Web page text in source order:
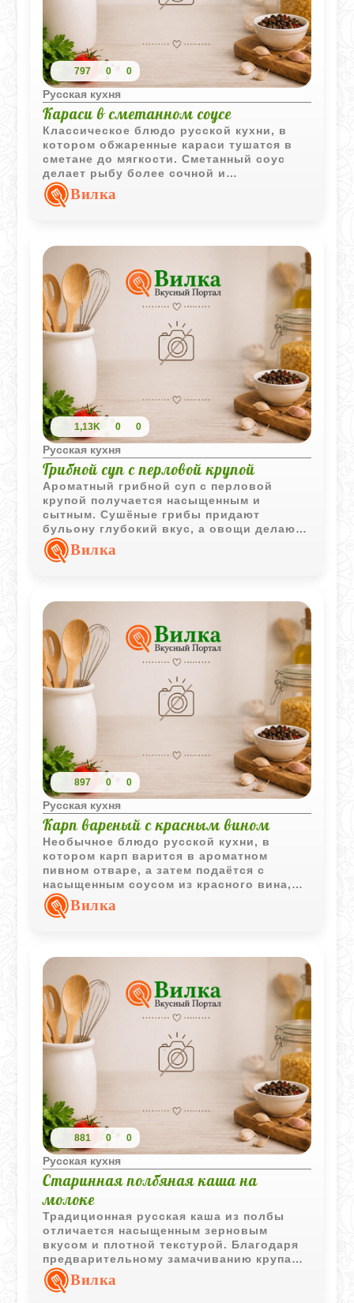
797 0 0
Русская кухня
Караси в сметанном соусе
Классическое блюдо русской кухни, в
котором обжаренные караси тушатся в
сметане до мягкости. Сметанный соус
делает рыбу более сочной и
подчёркивает её характерный вкус.
Вилка
1,13K 0 0
Русская кухня
Грибной суп с перловой крупой
Ароматный грибной суп с перловой
крупой получается насыщенным и
сытным. Сушёные грибы придают
бульону глубокий вкус, а овощи делают
блюдо особенно домашним и уютным.
Вилка
897 0 0
Русская кухня
Карп вареный с красным вином
Необычное блюдо русской кухни, в
котором карп варится в ароматном
пивном отваре, а затем подаётся с
насыщенным соусом из красного вина,
изюма и маринованной вишни. Такое
сочетание создаёт выразительный
Вилка
881 0 0
Русская кухня
Старинная полбяная каша на
молоке
Традиционная русская каша из полбы
отличается насыщенным зерновым
вкусом и плотной текстурой. Благодаря
предварительному замачиванию крупа
становится мягче, сохраняя при этом
форму каждого зёрнышка.
Вилка